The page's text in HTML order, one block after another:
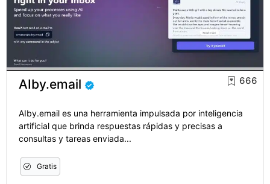
AIby.email 666
AIby.email es una herramienta impulsada por inteligencia
artificial que brinda respuestas rápidas y precisas a
consultas y tareas enviada...
Gratis